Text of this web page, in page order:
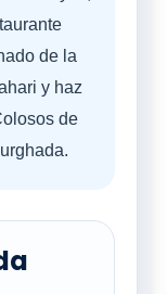
de la
y haz
de